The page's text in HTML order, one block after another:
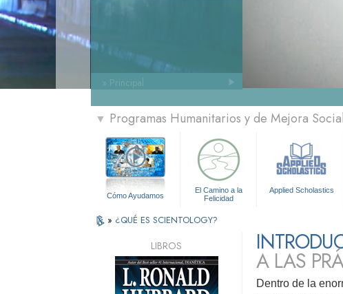
» Principal
▼ Programas Humanitarios y de Mejora
Cómo Ayudamos
El Camino a la
Felicidad
Applied Scholastics
» ¿QUÉ ES SCIENTOLOGY?
A LAS
Dentro de la
LIBROS